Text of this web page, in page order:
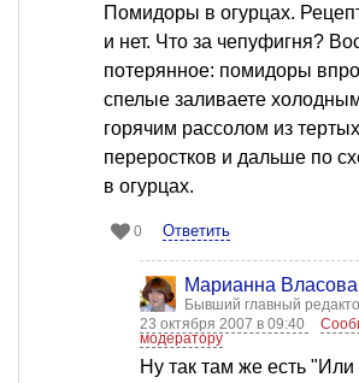
Помидоры в огурцах.
и нет. Что за чепуфигня?
потерянное: помидоры
спелые заливаете
горячим рассолом из тертых
переростков и дальше по
в огурцах.
0 Ответить
Марианна Власова
Бывший главный
23 октября 2007 в 09:40
модератору
Ну так там же есть "Или